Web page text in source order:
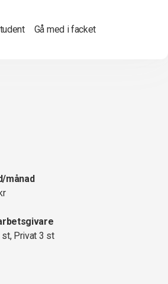
Gå med i facket
månad
Privat 3 st